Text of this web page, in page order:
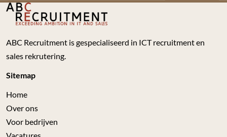
ABC Recruitment is gespecialiseerd in ICT recruitment en
sales rekrutering.
Sitemap
Home
Over ons
Voor bedrijven